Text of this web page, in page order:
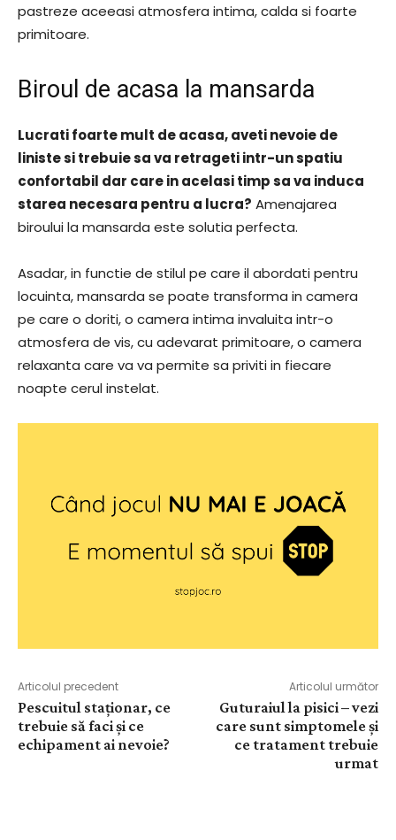
pastreze aceeasi atmosfera intima, calda si foarte
primitoare.
Biroul de acasa la mansarda
Lucrati foarte mult de acasa, aveti nevoie de
liniste si trebuie sa va retrageti intr-un spatiu
confortabil dar care in acelasi timp sa va induca
starea necesara pentru a lucra? Amenajarea
biroului la mansarda este solutia perfecta.
Asadar, in functie de stilul pe care il abordati pentru
locuinta, mansarda se poate transforma in camera
pe care o doriti, o camera intima invaluita intr-o
atmosfera de vis, cu adevarat primitoare, o camera
relaxanta care va va permite sa priviti in fiecare
noapte cerul instelat.
Articolul precedent
Pescuitul staționar, ce
trebuie să faci și ce
echipament ai nevoie?
Articolul următor
Guturaiul la pisici – vezi
care sunt simptomele și
ce tratament trebuie
urmat